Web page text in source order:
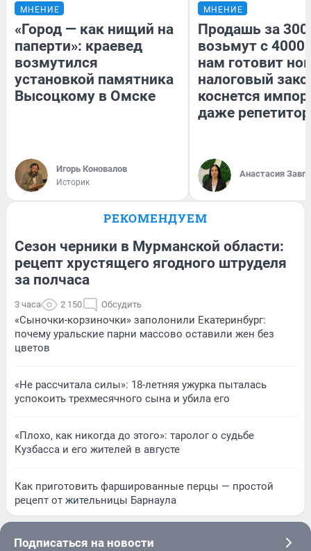
МНЕНИЕ
«Город — как нищий на
паперти»: краевед
возмутился
установкой памятника
Высоцкому в Омске
Игорь Коновалов
Историк
МНЕНИЕ
Продашь за
возьмут с
нам готовит
налоговый
коснется
даже
Анастасия
РЕКОМЕНДУЕМ
Сезон черники в Мурманской области:
рецепт хрустящего ягодного штруделя
за полчаса
3 часа 2 150 Обсудить
«Сыночки-корзиночки» заполонили Екатеринбург:
почему уральские парни массово оставили жен без
цветов
«Не рассчитала силы»: 18-летняя ужурка пыталась
успокоить трехмесячного сына и убила его
«Плохо, как никогда до этого»: таролог о судьбе
Кузбасса и его жителей в августе
Как приготовить фаршированные перцы — простой
рецепт от жительницы Барнаула
Подписаться на новости